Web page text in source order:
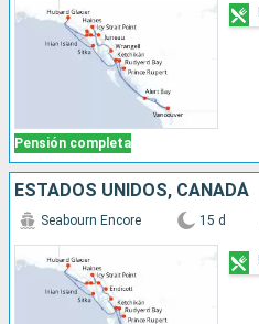
Pensión completa
ESTADOS UNIDOS, CANADÁ
Seabourn Encore 15 d